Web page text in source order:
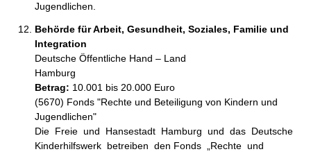
Jugendlichen.
Behörde für Arbeit, Gesundheit, Soziales, Familie und
Integration
Deutsche Öffentliche Hand – Land
Hamburg
Betrag: 10.001 bis 20.000 Euro
(5670) Fonds "Rechte und Beteiligung von Kindern und
Jugendlichen"
Die  Freie  und  Hansestadt  Hamburg  und  das  Deutsche
Kinderhilfswerk  betreiben  den Fonds  „Rechte  und